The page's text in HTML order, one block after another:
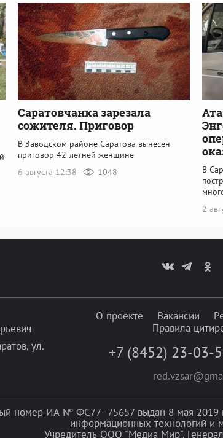
Саратовчанка зарезала
сожителя. Приговор
В Заводском районе Саратова вынесен
приговор 42-летней женщине
6 августа 12:38
1048
В
2
ул.
О проекте Вакансии
Правила
+7 (8452) 23-03-
номер ИА № ФС77–75657 выдан 8 мая 2019
информационных технологий и
Учредитель ООО "Медиа Мир".